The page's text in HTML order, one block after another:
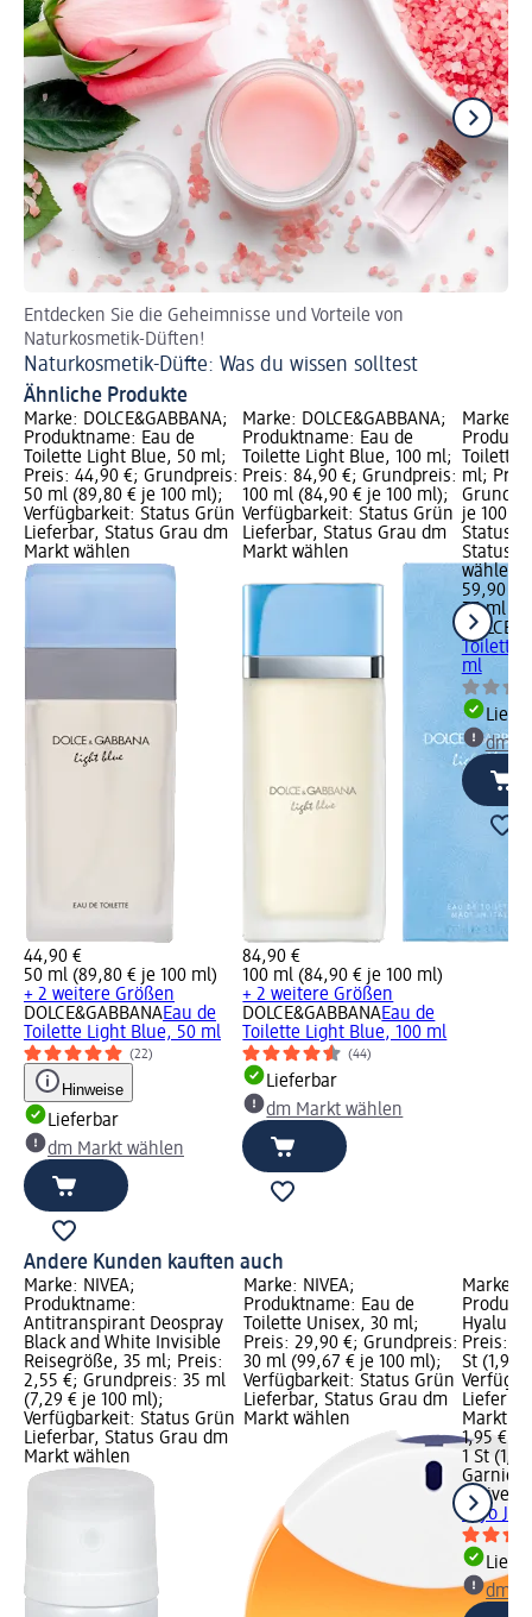
Entdecken Sie die Geheimnisse und Vorteile von
Naturkosmetik-Düften!
Naturkosmetik-Düfte: Was du wissen solltest
Ähnliche Produkte
Marke: DOLCE&GABBANA;
Produktname: Eau de
Toilette Light Blue, 50 ml;
Preis: 44,90 €; Grundpreis:
50 ml (89,80 € je 100 ml);
Verfügbarkeit: Status Grün
Lieferbar, Status Grau dm
Markt wählen
44,90 €
50 ml (89,80 € je 100 ml)
+ 2 weitere Größen
DOLCE&GABBANAEau de
Toilette Light Blue, 50 ml
(22)
Hinweise
Lieferbar
dm Markt wählen
Marke: DOLCE&GABBANA;
Produktname: Eau de
Toilette Light Blue, 100 ml;
Preis: 84,90 €; Grundpreis:
100 ml (84,90 € je 100 ml);
Verfügbarkeit: Status Grün
Lieferbar, Status Grau dm
Markt wählen
84,90 €
100 ml (84,90 € je 100 ml)
+ 2 weitere Größen
DOLCE&GABBANAEau de
Toilette Light Blue, 100 ml
(44)
Lieferbar
dm Markt wählen
Marke:
Toilette
ml;
je 100
Status
Status
wählen
59,90 €
75 ml
Toilette
ml
dm
Andere Kunden kauften auch
Marke: NIVEA;
Produktname:
Antitranspirant Deospray
Black and White Invisible
Reisegröße, 35 ml; Preis:
2,55 €; Grundpreis: 35 ml
(7,29 € je 100 ml);
Verfügbarkeit: Status Grün
Lieferbar, Status Grau dm
Markt wählen
Marke: NIVEA;
Produktname: Eau de
Toilette Unisex, 30 ml;
Preis: 29,90 €; Grundpreis:
30 ml (99,67 € je 100 ml);
Verfügbarkeit: Status Grün
Lieferbar, Status Grau dm
Markt wählen
Marke:
Preis:
St (1,95
Markt
1,95 €
1 St
Garnier
Active
Cryo
dm